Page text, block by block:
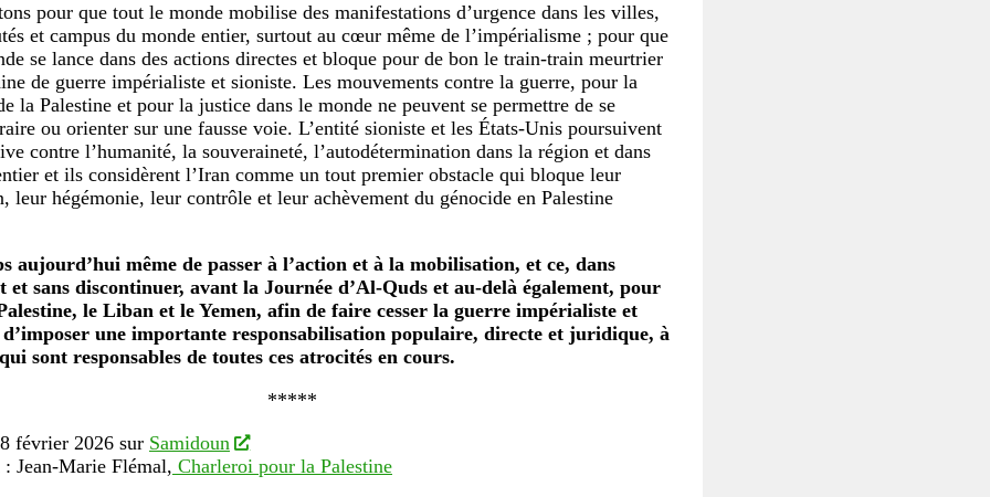
pour que tout le monde mobilise des manifestations d’urgence dans les villes,
et campus du monde entier, surtout au cœur même de l’impérialisme ; pour que
se lance dans des actions directes et bloque pour de bon le train-train meurtrier
de guerre impérialiste et sioniste. Les mouvements contre la guerre, pour la
la Palestine et pour la justice dans le monde ne peuvent se permettre de se
ou orienter sur une fausse voie. L’entité sioniste et les États-Unis poursuivent
contre l’humanité, la souveraineté, l’autodétermination dans la région et dans
et ils considèrent l’Iran comme un tout premier obstacle qui bloque leur
leur hégémonie, leur contrôle et leur achèvement du génocide en Palestine
aujourd’hui même de passer à l’action et à la mobilisation, et ce, dans
et sans discontinuer, avant la Journée d’Al-Quds et au-delà également, pour
le Liban et le Yemen, afin de faire cesser la guerre impérialiste et
d’imposer une importante responsabilisation populaire, directe et juridique, à
sont responsables de toutes ces atrocités en cours.
*****
février 2026 sur Samidoun
Jean-Marie Flémal, Charleroi pour la Palestine